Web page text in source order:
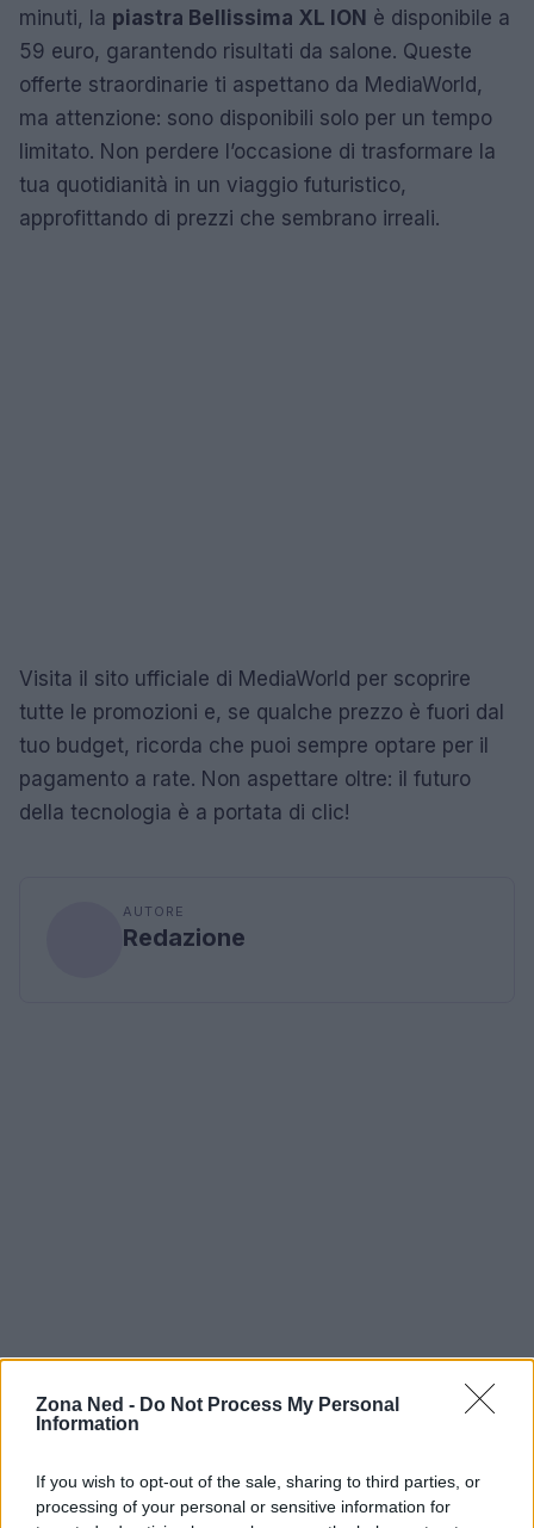
Zona Ned - Do Not Process My Personal
Information
If you wish to opt-out of the sale, sharing to third parties, or
processing of your personal or sensitive information for
minuti, la piastra Bellissima XL ION è disponibile a
59 euro, garantendo risultati da salone. Queste
offerte straordinarie ti aspettano da MediaWorld,
ma attenzione: sono disponibili solo per un tempo
limitato. Non perdere l’occasione di trasformare la
tua quotidianità in un viaggio futuristico,
approfittando di prezzi che sembrano irreali.
Visita il sito ufficiale di MediaWorld per scoprire
tutte le promozioni e, se qualche prezzo è fuori dal
tuo budget, ricorda che puoi sempre optare per il
pagamento a rate. Non aspettare oltre: il futuro
della tecnologia è a portata di clic!
AUTORE
Redazione